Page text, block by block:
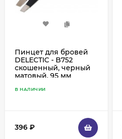
Пинцет для бровей
DELECTIC - B752
скошенный, черный
матовый, 95 мм
В НАЛИЧИИ
396 ₽